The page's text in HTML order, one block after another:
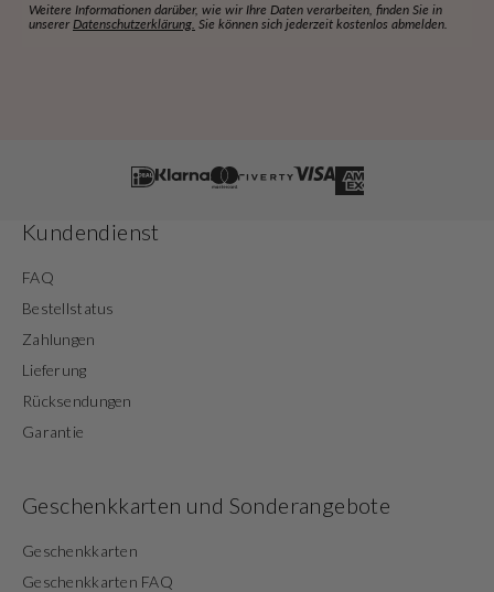
Weitere Informationen darüber, wie wir Ihre Daten verarbeiten, finden Sie in
unserer Datenschutzerklärung. Sie können sich jederzeit kostenlos abmelden.
Kundendienst
FAQ
Bestellstatus
Zahlungen
Lieferung
Rücksendungen
Garantie
Geschenkkarten und Sonderangebote
Geschenkkarten
Geschenkkarten FAQ